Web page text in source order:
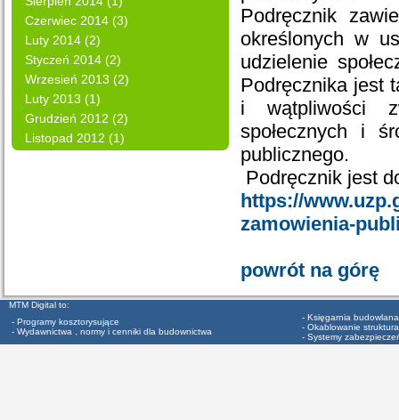
Czerwiec 2014 (3)
Luty 2014 (2)
Styczeń 2014 (2)
Wrzesień 2013 (2)
Luty 2013 (1)
Grudzień 2012 (2)
Listopad 2012 (1)
Podręcznik
określonych w
udzielenie
Podręcznika jest
i wątpliwości
społecznych i
publicznego.
Podręcznik jest
https://
zamowienia-
powrót na górę
MTM Digital to:
- Programy kosztorysujące
- Wydawnictwa , normy i cenniki dla budownictwa
- Księgarnia budowlana
- Okablowanie
- Systemy